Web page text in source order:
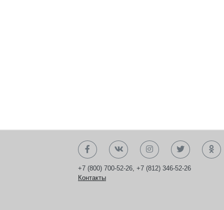
+7 (800) 700-52-26, +7 (812) 346-52-26
Контакты